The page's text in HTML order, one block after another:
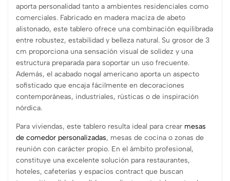
aporta personalidad tanto a ambientes residenciales como
comerciales. Fabricado en madera maciza de abeto
alistonado, este tablero ofrece una combinación equilibrada
entre robustez, estabilidad y belleza natural. Su grosor de 3
cm proporciona una sensación visual de solidez y una
estructura preparada para soportar un uso frecuente.
Además, el acabado nogal americano aporta un aspecto
sofisticado que encaja fácilmente en decoraciones
contemporáneas, industriales, rústicas o de inspiración
nórdica.
Para viviendas, este tablero resulta ideal para crear mesas
de comedor personalizadas, mesas de cocina o zonas de
reunión con carácter propio. En el ámbito profesional,
constituye una excelente solución para restaurantes,
hoteles, cafeterías y espacios contract que buscan